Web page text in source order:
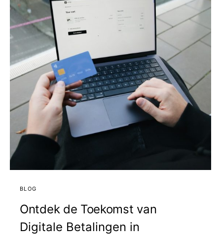
BLOG
Ontdek de Toekomst van
Digitale Betalingen in